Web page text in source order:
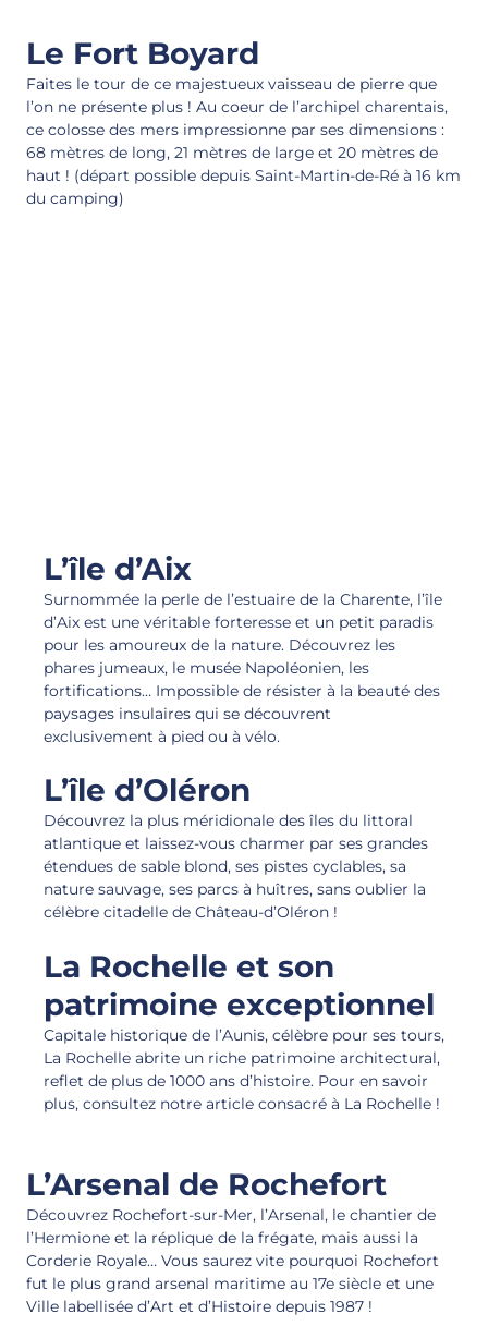
Le Fort Boyard
Faites le tour de ce majestueux vaisseau de pierre que
l’on ne présente plus ! Au coeur de l’archipel charentais,
ce colosse des mers impressionne par ses dimensions :
68 mètres de long, 21 mètres de large et 20 mètres de
haut ! (départ possible depuis Saint-Martin-de-Ré à 16 km
du camping)
L’île d’Aix
Surnommée la perle de l’estuaire de la Charente, l’île
d’Aix est une véritable forteresse et un petit paradis
pour les amoureux de la nature. Découvrez les
phares jumeaux, le musée Napoléonien, les
fortifications… Impossible de résister à la beauté des
paysages insulaires qui se découvrent
exclusivement à pied ou à vélo.
L’île d’Oléron
Découvrez la plus méridionale des îles du littoral
atlantique et laissez-vous charmer par ses grandes
étendues de sable blond, ses pistes cyclables, sa
nature sauvage, ses parcs à huîtres, sans oublier la
célèbre citadelle de Château-d’Oléron !
La Rochelle et son
patrimoine exceptionnel
Capitale historique de l’Aunis, célèbre pour ses tours,
La Rochelle abrite un riche patrimoine architectural,
reflet de plus de 1000 ans d’histoire. Pour en savoir
plus, consultez notre article consacré à La Rochelle !
L’Arsenal de Rochefort
Découvrez Rochefort-sur-Mer, l’Arsenal, le chantier de
l’Hermione et la réplique de la frégate, mais aussi la
Corderie Royale… Vous saurez vite pourquoi Rochefort
fut le plus grand arsenal maritime au 17e siècle et une
Ville labellisée d’Art et d’Histoire depuis 1987 !